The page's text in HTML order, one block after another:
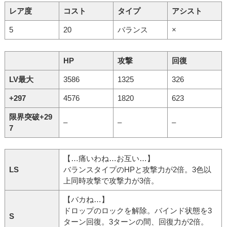
レア度 コスト タイプ アシスト
5 20 バランス ×
HP 攻撃 回復
LV最大 3586 1325 326
+297 4576 1820 623
限界突破+29
7
– – –
LS
【…痛いわね…お互い…】
バランスタイプのHPと攻撃力が2倍。3色以
上同時攻撃で攻撃力が3倍。
S
【バカね…】
ドロップのロックを解除。バインド状態を3
ターン回復。3ターンの間、回復力が2倍。